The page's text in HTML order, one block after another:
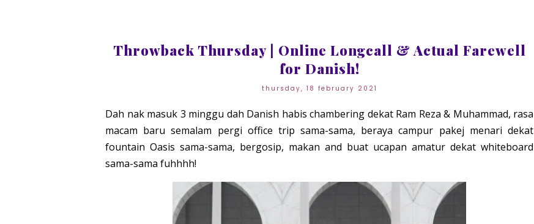
Throwback Thursday | Online Longcall & Actual Farewell
for Danish!
thursday, 18 february 2021
Dah nak masuk 3 minggu dah Danish habis chambering dekat Ram Reza & Muhammad, rasa
macam baru semalam pergi office trip sama-sama, beraya campur pakej menari dekat
fountain Oasis sama-sama, bergosip, makan and buat ucapan amatur dekat whiteboard
sama-sama fuhhhh!